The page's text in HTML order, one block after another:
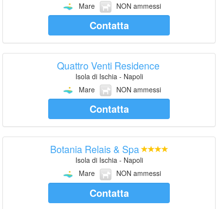
Mare
NON ammessi
Contatta
Quattro Venti Residence
Isola di Ischia - Napoli
Mare
NON ammessi
Contatta
Botania Relais & Spa
Isola di Ischia - Napoli
Mare
NON ammessi
Contatta